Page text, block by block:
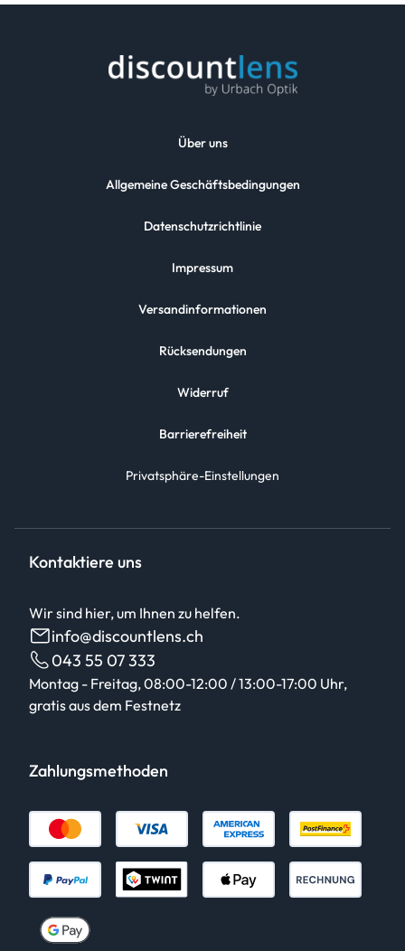
Über uns
Allgemeine Geschäftsbedingungen
Datenschutzrichtlinie
Impressum
Versandinformationen
Rücksendungen
Widerruf
Barrierefreiheit
Privatsphäre-Einstellungen
Kontaktiere uns
Wir sind hier, um Ihnen zu helfen.
info@discountlens.ch
043 55 07 333
Montag - Freitag, 08:00-12:00 / 13:00-17:00 Uhr,
gratis aus dem Festnetz
Zahlungsmethoden